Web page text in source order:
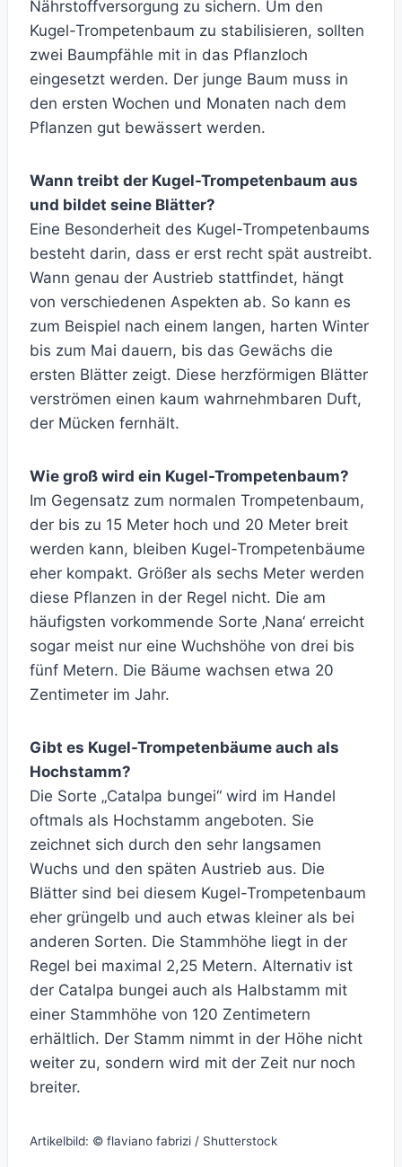
Nährstoffversorgung zu sichern. Um den
Kugel-Trompetenbaum zu stabilisieren, sollten
zwei Baumpfähle mit in das Pflanzloch
eingesetzt werden. Der junge Baum muss in
den ersten Wochen und Monaten nach dem
Pflanzen gut bewässert werden.
Wann treibt der Kugel-Trompetenbaum aus
und bildet seine Blätter?
Eine Besonderheit des Kugel-Trompetenbaums
besteht darin, dass er erst recht spät austreibt.
Wann genau der Austrieb stattfindet, hängt
von verschiedenen Aspekten ab. So kann es
zum Beispiel nach einem langen, harten Winter
bis zum Mai dauern, bis das Gewächs die
ersten Blätter zeigt. Diese herzförmigen Blätter
verströmen einen kaum wahrnehmbaren Duft,
der Mücken fernhält.
Wie groß wird ein Kugel-Trompetenbaum?
Im Gegensatz zum normalen Trompetenbaum,
der bis zu 15 Meter hoch und 20 Meter breit
werden kann, bleiben Kugel-Trompetenbäume
eher kompakt. Größer als sechs Meter werden
diese Pflanzen in der Regel nicht. Die am
häufigsten vorkommende Sorte ‚Nana‘ erreicht
sogar meist nur eine Wuchshöhe von drei bis
fünf Metern. Die Bäume wachsen etwa 20
Zentimeter im Jahr.
Gibt es Kugel-Trompetenbäume auch als
Hochstamm?
Die Sorte „Catalpa bungei“ wird im Handel
oftmals als Hochstamm angeboten. Sie
zeichnet sich durch den sehr langsamen
Wuchs und den späten Austrieb aus. Die
Blätter sind bei diesem Kugel-Trompetenbaum
eher grüngelb und auch etwas kleiner als bei
anderen Sorten. Die Stammhöhe liegt in der
Regel bei maximal 2,25 Metern. Alternativ ist
der Catalpa bungei auch als Halbstamm mit
einer Stammhöhe von 120 Zentimetern
erhältlich. Der Stamm nimmt in der Höhe nicht
weiter zu, sondern wird mit der Zeit nur noch
breiter.
Artikelbild: © flaviano fabrizi / Shutterstock